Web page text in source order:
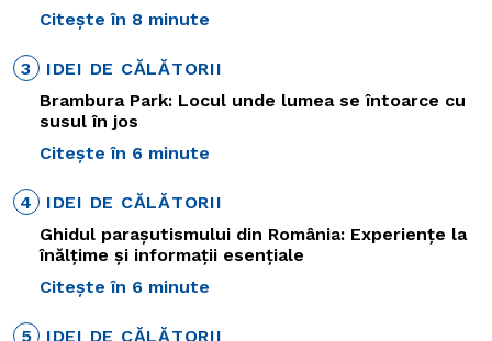
Citește în 8 minute
3
IDEI DE CĂLĂTORII
Brambura Park: Locul unde lumea se întoarce cu
susul în jos
Citește în 6 minute
4
IDEI DE CĂLĂTORII
Ghidul parașutismului din România: Experiențe la
înălțime și informații esențiale
Citește în 6 minute
5
IDEI DE CĂLĂTORII